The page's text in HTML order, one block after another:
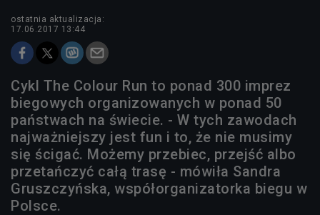
ostatnia aktualizacja:
17.06.2017 13:44
Cykl The Colour Run to ponad 300 imprez
biegowych organizowanych w ponad 50
państwach na świecie. - W tych zawodach
najważniejszy jest fun i to, że nie musimy
się ścigać. Możemy przebiec, przejść albo
przetańczyć całą trasę - mówiła Sandra
Gruszczyńska, współorganizatorka biegu w
Polsce.